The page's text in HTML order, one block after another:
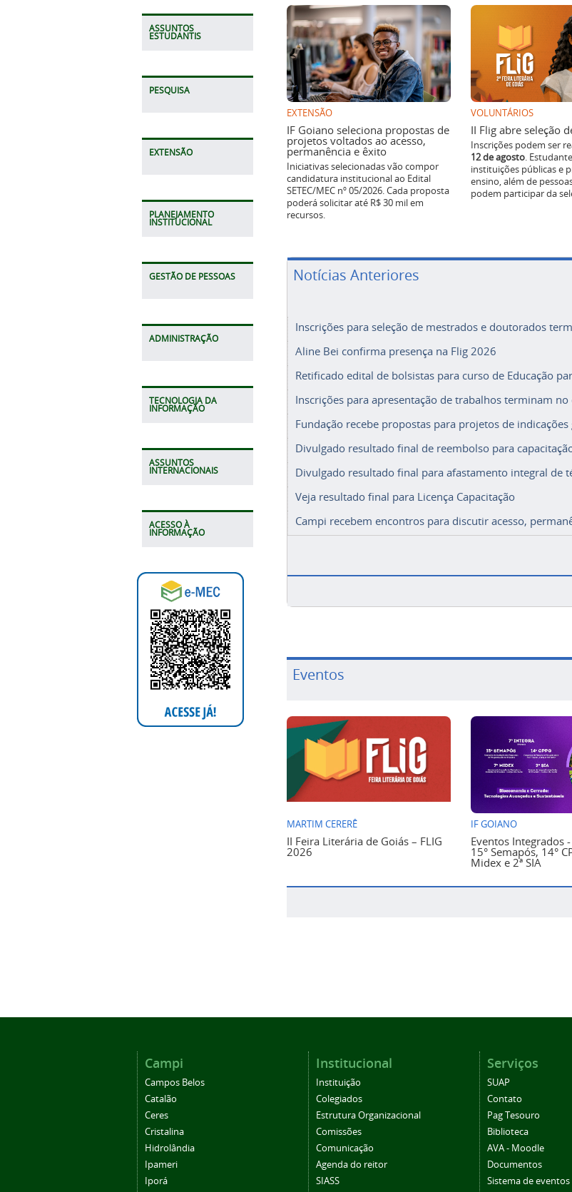
ASSUNTOS
ESTUDANTIS
PESQUISA
EXTENSÃO
PLANEJAMENTO
INSTITUCIONAL
GESTÃO DE PESSOAS
ADMINISTRAÇÃO
TECNOLOGIA DA
INFORMAÇÃO
ASSUNTOS
INTERNACIONAIS
ACESSO À
INFORMAÇÃO
EXTENSÃO
IF Goiano seleciona propostas de
projetos voltados ao acesso,
permanência e êxito
Iniciativas selecionadas vão compor
candidatura institucional ao Edital
SETEC/MEC nº 05/2026. Cada proposta
poderá solicitar até R$ 30 mil em
recursos.
VOLUNTÁRIOS
II Flig abre seleção
Inscrições podem ser
12 de agosto.
instituições públicas e
ensino, além de
podem participar da
Aline Bei confirma presença na Flig 2026
Retificado edital de bolsistas para curso de Educação
Inscrições para apresentação de trabalhos terminam
Fundação recebe propostas para projetos de indicações
Divulgado resultado final de reembolso para
Divulgado resultado final para afastamento integral de
Veja resultado final para Licença Capacitação
Campi recebem encontros para discutir acesso,
MARTIM CERERÊ
II Feira Literária de Goiás – FLIG
2026
IF GOIANO
Eventos Integrados
15° Semapós, 14°
Midex e 2ª SIA
Campos Belos
Catalão
Ceres
Cristalina
Hidrolândia
Ipameri
Iporá
Morrinhos
Posse
Instituição
Estrutura Organizacional
Comissões
Comunicação
Agenda do reitor
SIASS
Eleições CS
SEI/Suap
SUAP
Contato
Pag Tesouro
Biblioteca
AVA - Moodle
Documentos
Sistema de eventos
Periódicos
Ouvidoria